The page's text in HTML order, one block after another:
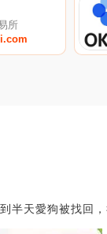
所
半天愛狗被找回，